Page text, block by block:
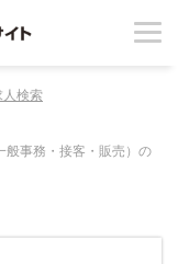
人検索
般事務・接客・販売）の